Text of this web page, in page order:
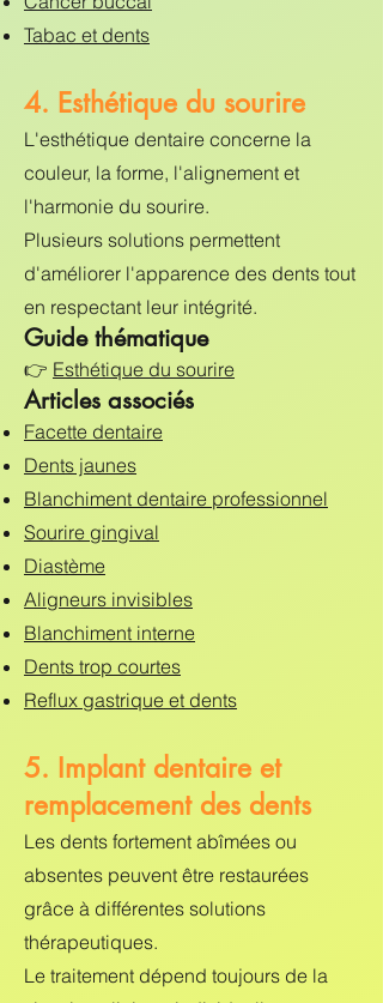
Tabac et dents
4. Esthétique du sourire
L'esthétique dentaire concerne la
couleur, la forme, l'alignement et
l'harmonie du sourire.
Plusieurs solutions permettent
d'améliorer l'apparence des dents tout
en respectant leur intégrité.
Guide thématique
👉 Esthétique du sourire
Articles associés
Facette dentaire
Dents jaunes
Blanchiment dentaire professionnel
Sourire gingival
Diastème
Aligneurs invisibles
Blanchiment interne
Dents trop courtes
Reflux gastrique et dents
5. Implant dentaire et
remplacement des dents
Les dents fortement abîmées ou
absentes peuvent être restaurées
grâce à différentes solutions
thérapeutiques.
Le traitement dépend toujours de la